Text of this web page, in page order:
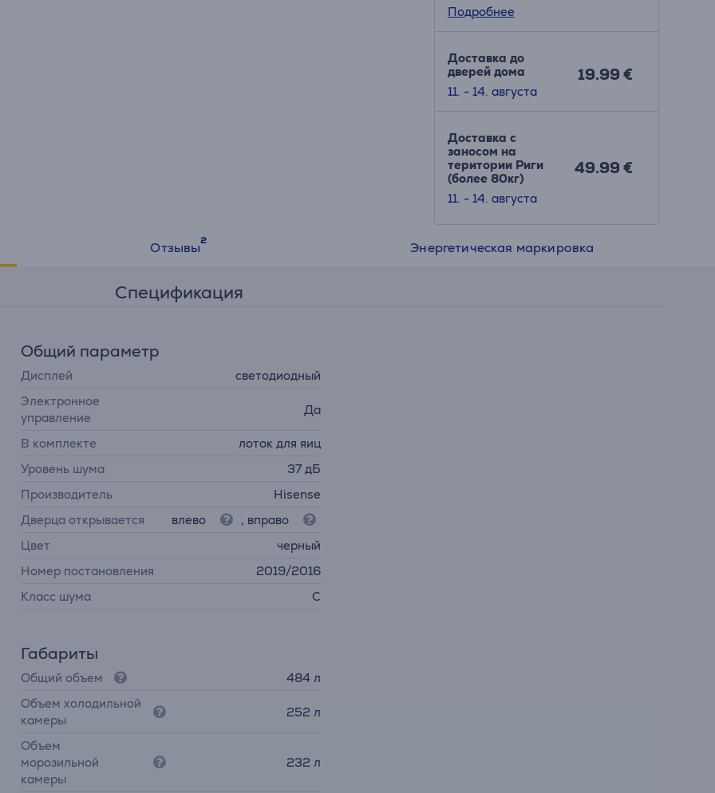
Подробнее
Доставка до
дверей дома
11. - 14. августа
19.99 €
Доставка с
заносом на
територии Риги
(более 80кг)
11. - 14. августа
49.99 €
Отзывы Энергетическая маркировка
Спецификация
Общий параметр
Дисплей
светодиодный
Электронное
управление
Да
В комплекте
лоток для яиц
Уровень шума
37 дБ
Производитель
Hisense
Дверца открывается
влево
, вправо
Цвет
черный
Номер постановления
2019/2016
Класс шума
C
Габариты
Общий объем
484 л
Объем холодильной
камеры
252 л
Объем
морозильной
камеры
232 л